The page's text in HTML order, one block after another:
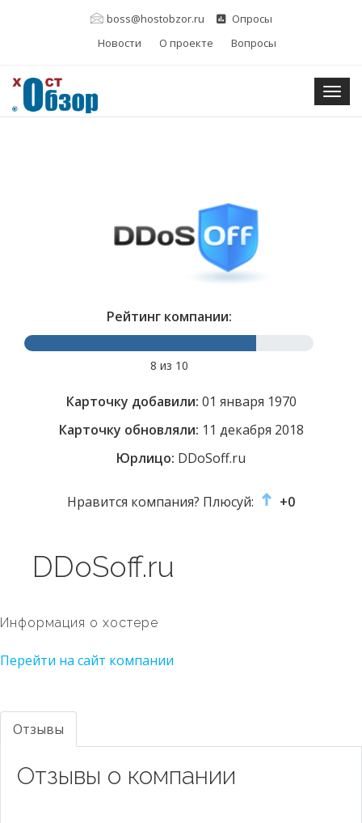
boss@hostobzor.ru
Опросы
Новости
О проекте Вопросы
Рейтинг компании:
8 из 10
Карточку добавили: 01 января 1970
Карточку обновляли: 11 декабря 2018
Юрлицо: DDoSoff.ru
Нравится компания? Плюсуй: +0
DDoSoff.ru
Информация о хостере
Перейти на сайт компании
Отзывы
Отзывы о компании